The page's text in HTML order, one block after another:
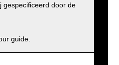
gespecificeerd door de
guide.